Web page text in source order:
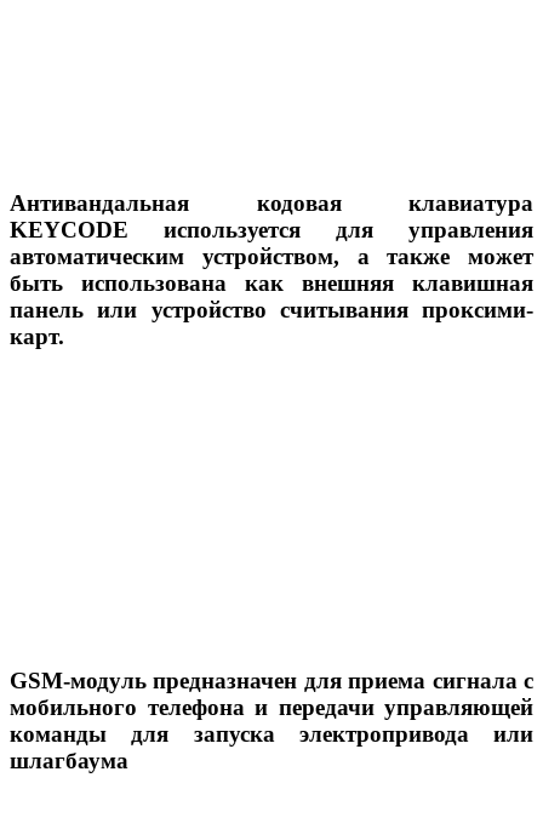
Антивандальная кодовая клавиатура
KEYCODE используется для управления
автоматическим устройством, а также может
быть использована как внешняя клавишная
панель или устройство считывания проксими-
карт.
GSM-модуль предназначен для приема сигнала с
мобильного телефона и передачи управляющей
команды для запуска электропривода или
шлагбаума